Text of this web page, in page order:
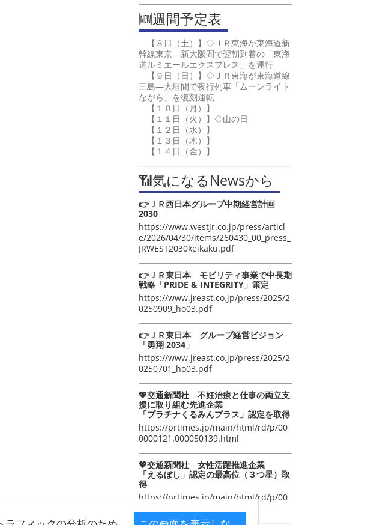
🆕週間予定表
【８日（土）】◇ＪＲ東海が東海道新
幹線東京―新大阪間で翌朝到着の「東海
道ルミエールエクスプレス」を運行
【９日（日）】◇ＪＲ東海が東海道線
三島―大垣間で夜行列車「ムーンライト
ながら」を復刻運転
【１０日（月）】
【１１日（火）】◇山の日
【１２日（水）】
【１３日（木）】
【１４日（金）】
📶気になるNewsから
👉ＪＲ西日本グループ中期経営計画
2030
https://www.westjr.co.jp/press/articl
e/2026/04/30/items/260430_00_press_
JRWEST2030keikaku.pdf
👉ＪＲ東日本 モビリティ事業で中長期
戦略「PRIDE & INTEGRITY」策定
https://www.jreast.co.jp/press/2025/2
0250909_ho03.pdf
👉ＪＲ東日本 グループ経営ビジョン
「勇翔 2034」
https://www.jreast.co.jp/press/2025/2
0250701_ho03.pdf
💖交通新聞社 不妊治療と仕事の両立支
援に取り組む先進企業
「プラチナくるみんプラス」認定を取得
https://prtimes.jp/main/html/rd/p/00
0000121.000050139.html
💖交通新聞社 女性活躍推進企業
「えるぼし」認定の最高位（３つ星）取
得
https://prtimes.jp/main/html/rd/p/00